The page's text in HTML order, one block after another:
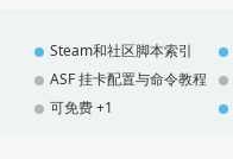
Steam和社区脚本索引
ASF 挂卡配置与命令教程
可免费 +1